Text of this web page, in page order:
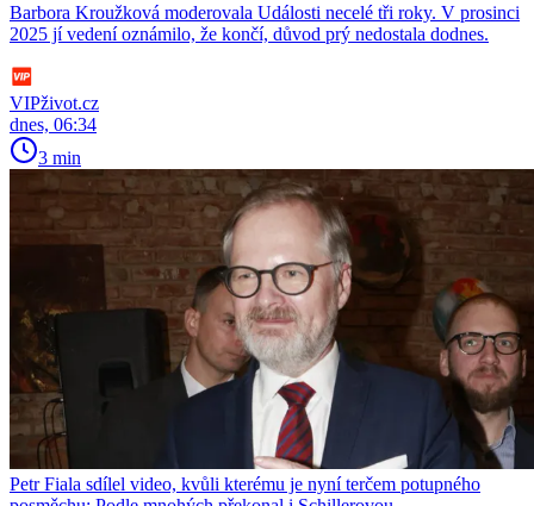
Barbora Kroužková moderovala Události necelé tři roky. V prosinci
2025 jí vedení oznámilo, že končí, důvod prý nedostala dodnes.
VIPživot.cz
dnes, 06:34
3 min
Petr Fiala sdílel video, kvůli kterému je nyní terčem potupného